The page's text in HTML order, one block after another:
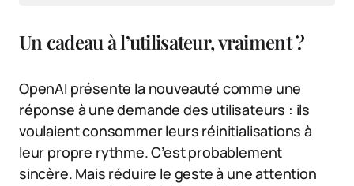
Un cadeau à l’utilisateur, vraiment ?
OpenAI présente la nouveauté comme une
réponse à une demande des utilisateurs : ils
voulaient consommer leurs réinitialisations à
leur propre rythme. C’est probablement
sincère. Mais réduire le geste à une attention